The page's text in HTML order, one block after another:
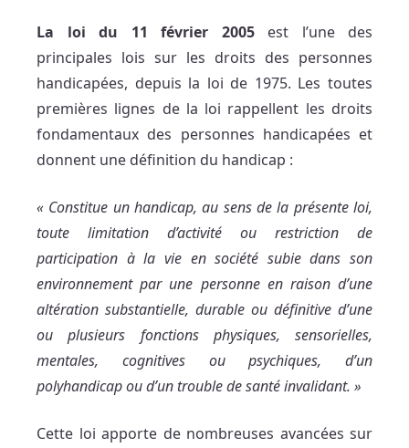
La loi du 11 février 2005est l’une des
principales lois sur les droits des personnes
handicapées, depuis la loi de 1975. Les toutes
premières lignes de la loi rappellent les droits
fondamentaux des personnes handicapées et
donnent une définition du handicap :
« Constitue un handicap, au sens de la présente loi,
toute limitation d’activité ou restriction de
participation à la vie en société subie dans son
environnement par une personne en raison d’une
altération substantielle, durable ou définitive d’une
ou plusieurs fonctions physiques, sensorielles,
mentales, cognitives ou psychiques, d’un
polyhandicap ou d’un trouble de santé invalidant. »
Cette loi apporte de nombreuses avancées sur